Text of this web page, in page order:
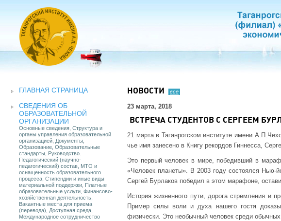
ГЛАВНАЯ СТРАНИЦА
СВЕДЕНИЯ ОБ
ОБРАЗОВАТЕЛЬНОЙ
ОРГАНИЗАЦИИ
Основные сведения, Структура и
органы управления образовательной
организацией, Документы,
Образование, Образовательные
стандарты, Руководство.
Педагогический (научно-
педагогический) состав, МТО и
оснащенность образовательного
процесса, Стипендии и иные виды
материальной поддержки, Платные
образовательные услуги, Финансово-
хозяйственная деятельность,
Вакантные места для приема
(перевода), Доступная среда,
Международное сотрудничество
НОВОСТИ все
23 марта, 2018
ВСТРЕЧА СТУДЕНТОВ С СЕРГЕЕМ
21 марта в Таганрогском институте имени
чье имя занесено в Книгу рекордов Гиннесса,
Это первый человек в мире, победивший в
«Человек планеты». В 2003 году состоялся
Сергей Бурлаков победил в этом марафоне,
История жизненного пути, дорога стремления и
Пример силы воли и духа нашего гостя
физически. Это необычный человек среди